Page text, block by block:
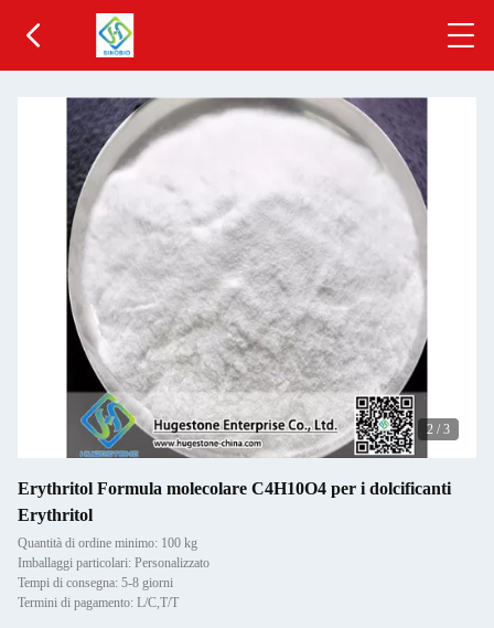
2 / 3
Erythritol Formula molecolare C4H10O4 per i dolcificanti
Erythritol
Quantità di ordine minimo: 100 kg
Imballaggi particolari: Personalizzato
Tempi di consegna: 5-8 giorni
Termini di pagamento: L/C,T/T